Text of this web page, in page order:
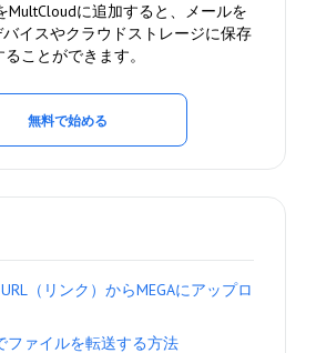
MultCloudに追加すると、メールを
バイスやクラウドストレージに保存
ることができます。
無料で始める
（リンク）からMEGAにアップロ
ファイルを転送する方法